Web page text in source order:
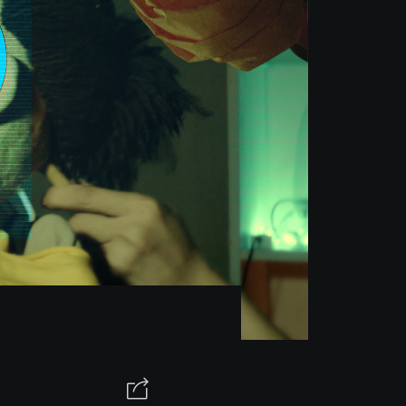
關於讀角窗 ABOUT UNIQORN
CONTACT US